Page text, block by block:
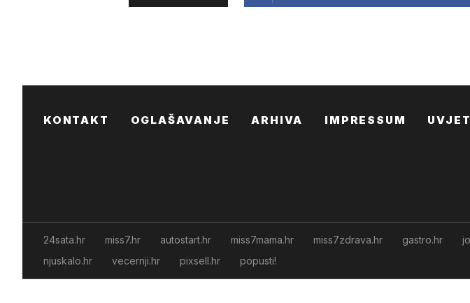
KONTAKT OGLAŠAVANJE ARHIVA IMPRESSUM
24sata.hr miss7.hr autostart.hr miss7mama.hr miss7zdrava.hr gastro.hr
njuskalo.hr
vecernji.hr pixsell.hr popusti!